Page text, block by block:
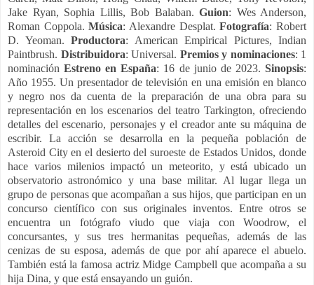
Jake Ryan, Sophia Lillis, Bob Balaban. Guion: Wes Anderson,
Roman Coppola.Música: Alexandre Desplat.Fotografía: Robert
D. Yeoman. Productora: American Empirical Pictures, Indian
Paintbrush. Distribuidora: Universal. Premios y nominaciones: 1
nominaciónEstreno en España: 16 de junio de 2023.Sinopsis:
Año 1955. Un presentador de televisión en una emisión en blanco
y negro nos da cuenta de la preparación de una obra para su
representación en los escenarios del teatro Tarkington, ofreciendo
detalles del escenario, personajes y el creador ante su máquina de
escribir. La acción se desarrolla en la pequeña población de
Asteroid City en el desierto del suroeste de Estados Unidos, donde
hace varios milenios impactó un meteorito, y está ubicado un
observatorio astronómico y una base militar. Al lugar llega un
grupo de personas que acompañan a sus hijos, que participan en un
concurso científico con sus originales inventos. Entre otros se
encuentra un fotógrafo viudo que viaja con Woodrow, el
concursantes, y sus tres hermanitas pequeñas, además de las
cenizas de su esposa, además de que por ahí aparece el abuelo.
También está la famosa actriz Midge Campbell que acompaña a su
hija Dina, y que está ensayando un guión.